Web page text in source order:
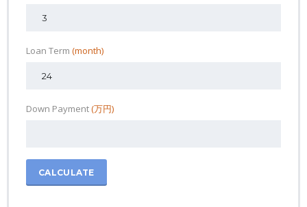
Loan Term (month)
Down Payment(万円)
CALCULATE